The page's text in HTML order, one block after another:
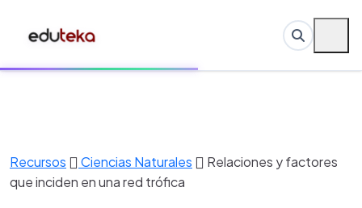
Recursos Ciencias Naturales
Relaciones y factores
que inciden en una red trófica